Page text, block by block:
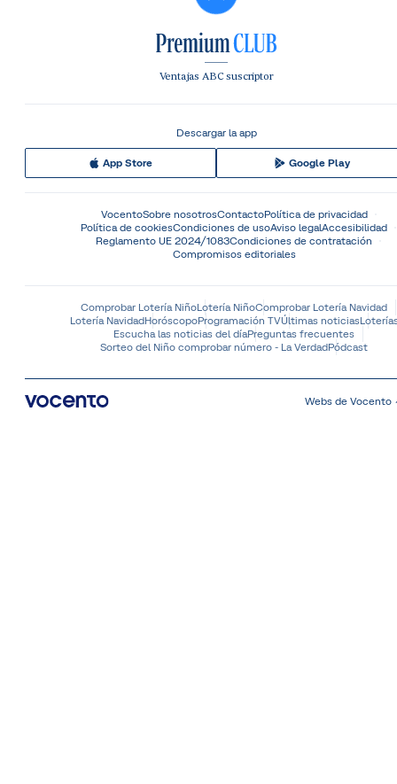
Ventajas ABC suscriptor
Descargar la app
App Store Google Play
VocentoSobre nosotrosContactoPolítica de privacidad
Política de cookiesCondiciones de usoAviso legalAccesibilidad
Reglamento UE 2024/1083Condiciones de contratación
Compromisos editoriales
Comprobar Lotería NiñoLotería NiñoComprobar Lotería Navidad
Lotería NavidadHoróscopoProgramación TVÚltimas noticias
Escucha las noticias del díaPreguntas frecuentes
Sorteo del Niño comprobar número - La VerdadPódcast
Webs de Vocento